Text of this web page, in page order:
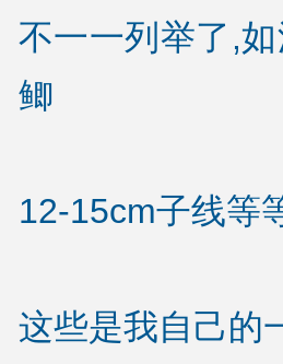
不一一列举了,
鲫
12-15cm子线等
这些是我自己的